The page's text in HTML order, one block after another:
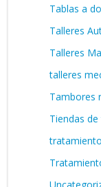
Tablas a
Talleres
Talleres
talleres
Tambores
Tiendas